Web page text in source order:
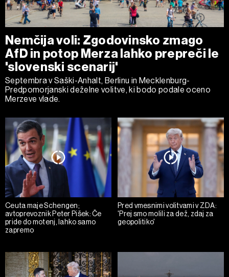
Nemčija voli: Zgodovinsko zmago
AfD in potop Merza lahko prepreči le
'slovenski scenarij'
Septembra v Saški-Anhalt, Berlinu in Mecklenburg-
Predpomorjanski deželne volitve, ki bodo podale oceno
Merzeve vlade.
Ceuta maje Schengen;
avtoprevoznik Peter Pišek: Če
pride do motenj, lahko samo
zapremo
Pred vmesnimi volitvami v ZDA:
'Prej smo molili za dež, zdaj za
geopolitiko'